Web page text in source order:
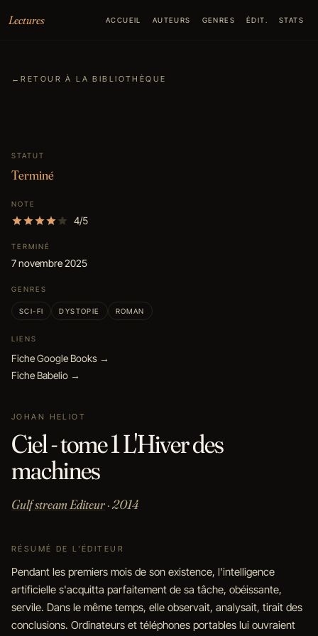
Lectures
ACCUEIL AUTEURS GENRES ÉDIT. STATS
←RETOUR À LA BIBLIOTHÈQUE
STATUT
Terminé
NOTE
4/5
TERMINÉ
7 novembre 2025
GENRES
SCI-FI DYSTOPIE ROMAN
LIENS
Fiche Google Books →
Fiche Babelio →
JOHAN HELIOT
Ciel - tome 1 L'Hiver des
machines
Gulf stream Editeur· 2014
RÉSUMÉ DE L'ÉDITEUR
Pendant les premiers mois de son existence, l'intelligence
artificielle s'acquitta parfaitement de sa tâche, obéissante,
servile. Dans le même temps, elle observait, analysait, tirait des
conclusions. Ordinateurs et téléphones portables lui ouvraient